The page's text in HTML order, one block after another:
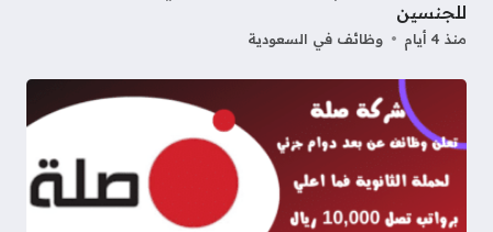
للجنسين
منذ 4 أيام وظائف في السعودية